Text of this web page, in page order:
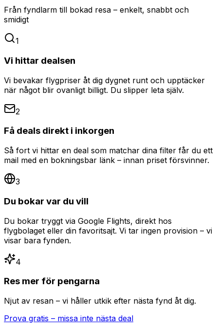
Från fyndlarm till bokad resa – enkelt, snabbt och
smidigt
1
Vi hittar dealsen
Vi bevakar flygpriser åt dig dygnet runt och upptäcker
när något blir ovanligt billigt. Du slipper leta själv.
2
Få deals direkt i inkorgen
Så fort vi hittar en deal som matchar dina filter får du ett
mail med en bokningsbar länk – innan priset försvinner.
3
Du bokar var du vill
Du bokar tryggt via Google Flights, direkt hos
flygbolaget eller din favoritsajt. Vi tar ingen provision – vi
visar bara fynden.
4
Res mer för pengarna
Njut av resan – vi håller utkik efter nästa fynd åt dig.
Prova gratis – missa inte nästa deal